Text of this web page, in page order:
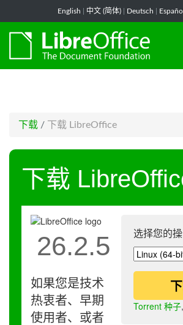
English 中文 (简体) Deutsch Español
下载 / 下载 LibreOffice
下载
选择您的
Torrent 种子,
26.2.5
如果您是技术
热衷者、早期
使用者、或者